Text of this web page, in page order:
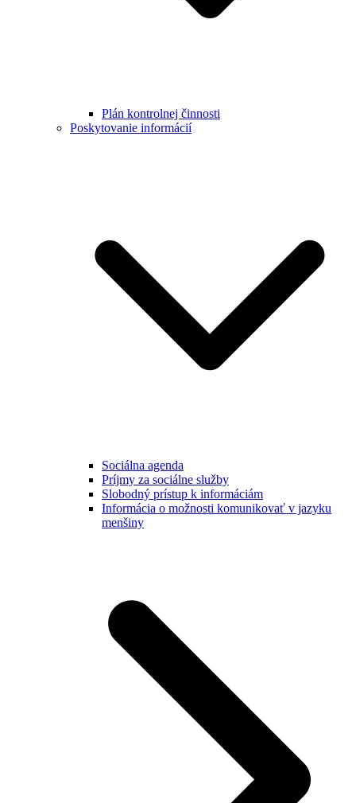
Plán kontrolnej činnosti
Poskytovanie informácií
Sociálna agenda
Príjmy za sociálne služby
Slobodný prístup k informáciám
Informácia o možnosti komunikovať v jazyku
menšiny